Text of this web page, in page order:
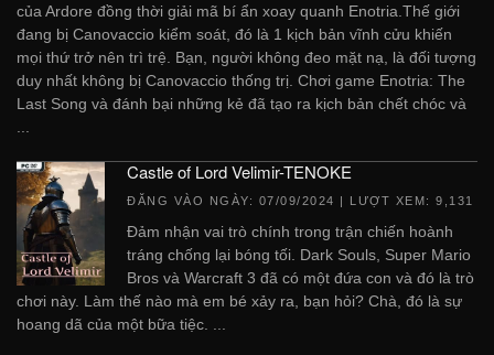
của Ardore đồng thời giải mã bí ẩn xoay quanh Enotria.Thế giới
đang bị Canovaccio kiểm soát, đó là 1 kịch bản vĩnh cửu khiến
mọi thứ trở nên trì trệ. Bạn, người không đeo mặt nạ, là đối tượng
duy nhất không bị Canovaccio thống trị. Chơi game Enotria: The
Last Song và đánh bại những kẻ đã tạo ra kịch bản chết chóc và
Castle of Lord Velimir-TENOKE
ĐĂNG VÀO NGÀY: 07/09/2024 | LƯỢT XEM: 9,131
Đảm nhận vai trò chính trong trận chiến hoành
tráng chống lại bóng tối. Dark Souls, Super Mario
Bros và Warcraft 3 đã có một đứa con và đó là trò
chơi này. Làm thế nào mà em bé xảy ra, bạn hỏi? Chà, đó là sự
hoang dã của một bữa tiệc. ...